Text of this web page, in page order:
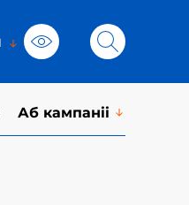
Аб кампаніі